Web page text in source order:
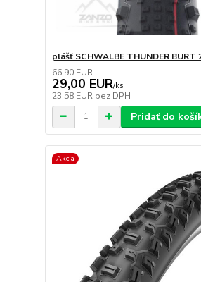
plášť SCHWALBE THUNDER BURT
66,90 EUR
29,00 EUR/ks
23,58 EUR bez DPH
Pridať do
Akcia